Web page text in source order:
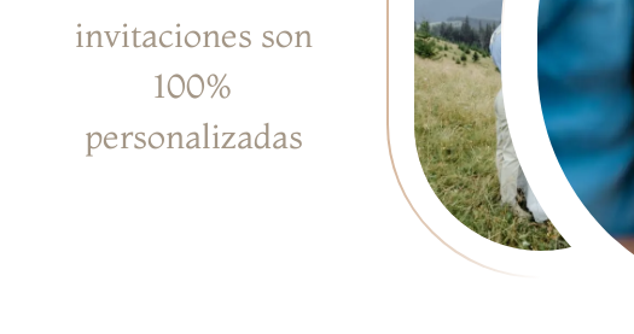
invitaciones son
100%
personalizadas